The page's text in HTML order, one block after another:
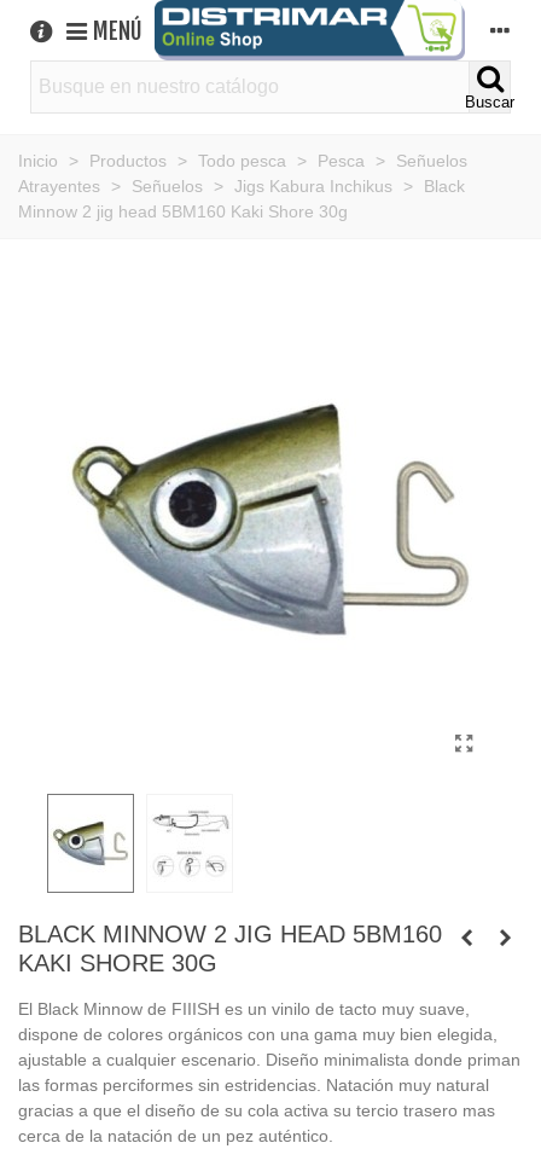
MENÚ
Buscar
Inicio > Productos > Todo pesca > Pesca >
Señuelos
Atrayentes
> Señuelos > Jigs Kabura Inchikus >
Black
Minnow 2 jig head 5BM160 Kaki Shore 30g
BLACK MINNOW 2 JIG HEAD 5BM160
KAKI SHORE 30G
El Black Minnow de FIIISH es un vinilo de tacto muy suave,
dispone de colores orgánicos con una gama muy bien elegida,
ajustable a cualquier escenario. Diseño minimalista donde priman
las formas perciformes sin estridencias. Natación muy natural
gracias a que el diseño de su cola activa su tercio trasero mas
cerca de la natación de un pez auténtico.